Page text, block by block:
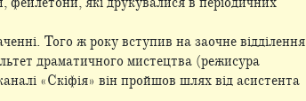
Того ж року вступив на заочне відділення
драматичного мистецтва (режисура
«Скіфія» він пройшов шлях від асистента